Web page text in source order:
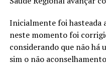
Inicialmente foi hasteada
neste momento foi
considerando que não há
sim o não